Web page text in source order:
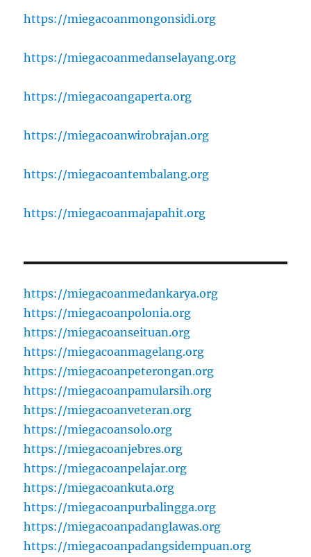
https://miegacoanmongonsidi.org
https://miegacoanmedanselayang.org
https://miegacoangaperta.org
https://miegacoanwirobrajan.org
https://miegacoantembalang.org
https://miegacoanmajapahit.org
https://miegacoanmedankarya.org
https://miegacoanpolonia.org
https://miegacoanseituan.org
https://miegacoanmagelang.org
https://miegacoanpeterongan.org
https://miegacoanpamularsih.org
https://miegacoanveteran.org
https://miegacoansolo.org
https://miegacoanjebres.org
https://miegacoanpelajar.org
https://miegacoankuta.org
https://miegacoanpurbalingga.org
https://miegacoanpadanglawas.org
https://miegacoanpadangsidempuan.org